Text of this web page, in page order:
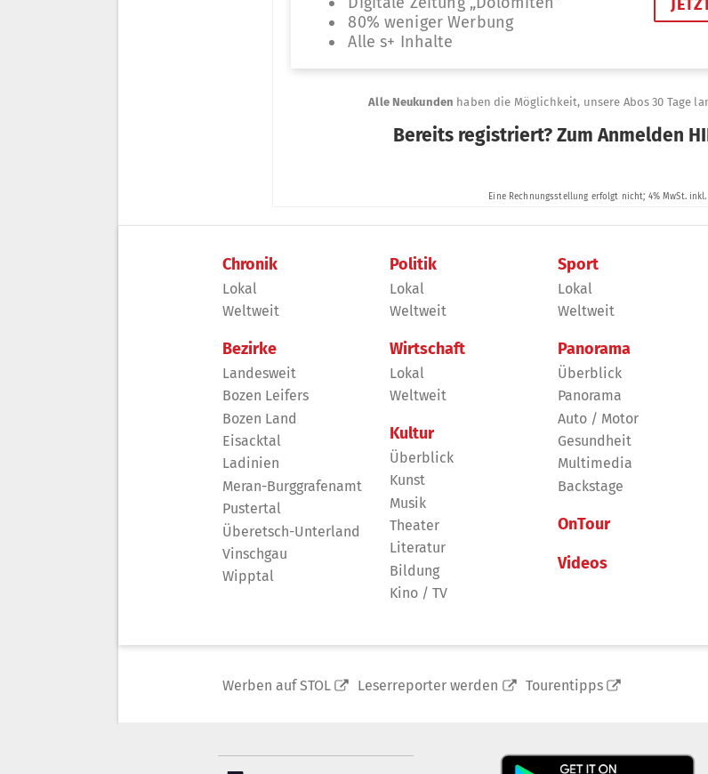
Chronik
Lokal
Weltweit
Bezirke
Landesweit
Bozen Leifers
Bozen Land
Eisacktal
Ladinien
Meran-Burggrafenamt
Pustertal
Überetsch-Unterland
Vinschgau
Wipptal
Politik
Lokal
Weltweit
Wirtschaft
Lokal
Weltweit
Kultur
Überblick
Kunst
Musik
Theater
Literatur
Bildung
Kino / TV
Sport
Lokal
Weltweit
Panorama
Überblick
Panorama
Auto / Motor
Gesundheit
Multimedia
Backstage
OnTour
Videos
Werben auf STOL Leserreporter werden Tourentipps